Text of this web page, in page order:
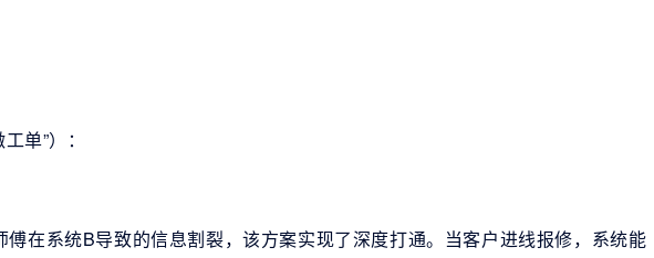
单”）：
在系统B导致的信息割裂，该方案实现了深度打通。当客户进线报修，系统能